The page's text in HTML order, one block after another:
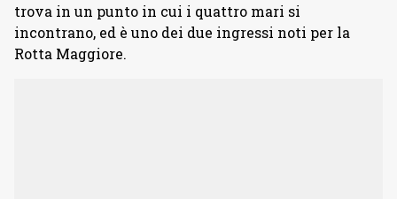
trova in un punto in cui i quattro mari si
incontrano, ed è uno dei due ingressi noti per la
Rotta Maggiore.